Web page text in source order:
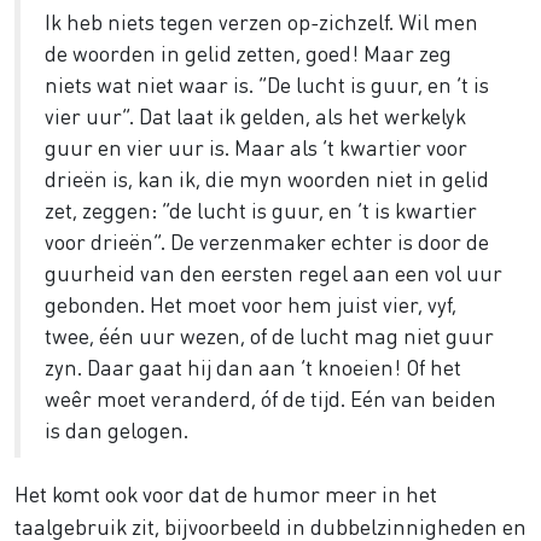
Ik heb niets tegen verzen op-zichzelf. Wil men
de woorden in gelid zetten, goed! Maar zeg
niets wat niet waar is. “De lucht is guur, en ’t is
vier uur”. Dat laat ik gelden, als het werkelyk
guur en vier uur is. Maar als ’t kwartier voor
drieën is, kan ik, die myn woorden niet in gelid
zet, zeggen: “de lucht is guur, en ’t is kwartier
voor drieën”. De verzenmaker echter is door de
guurheid van den eersten regel aan een vol uur
gebonden. Het moet voor hem juist vier, vyf,
twee, één uur wezen, of de lucht mag niet guur
zyn. Daar gaat hij dan aan ’t knoeien! Of het
weêr moet veranderd, óf de tijd. Eén van beiden
is dan gelogen.
Het komt ook voor dat de humor meer in het
taalgebruik zit, bijvoorbeeld in dubbelzinnigheden en